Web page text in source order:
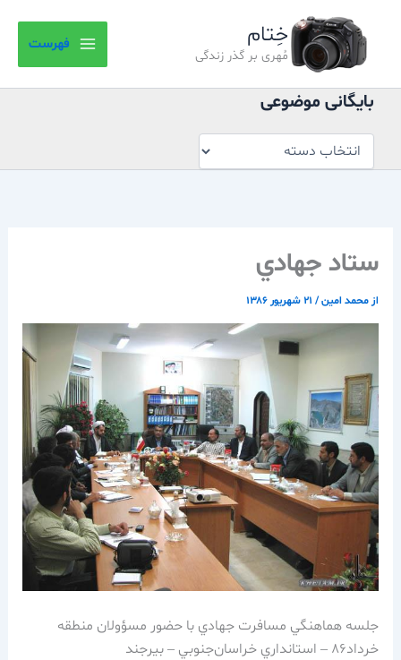
خِتام
مُهری بر گذر زندگی
فهرست
بایگانی موضوعی
موضوعی
ستاد جهادي
از محمد امین/ ۲۱ شهریور ۱۳۸۶
جلسه هماهنگي مسافرت جهادي با حضور مسؤولان منطقه
خرداد86 – استانداري خراسان‌جنوبي – بيرجند